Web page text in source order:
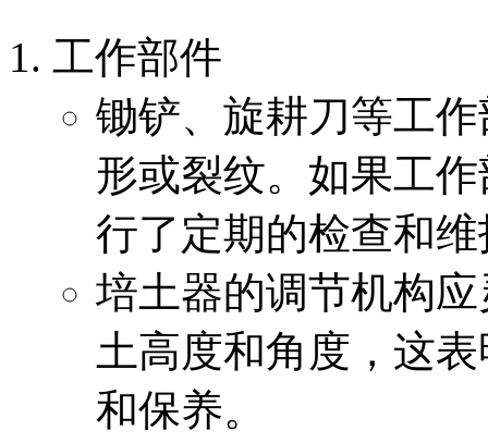
工作部件
锄铲、旋耕刀等工
形或裂纹。如果工
行了定期的检查和
培土器的调节机构
土高度和角度，这
和保养。